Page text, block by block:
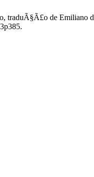
traduÃ§Ã£o de Emiliano